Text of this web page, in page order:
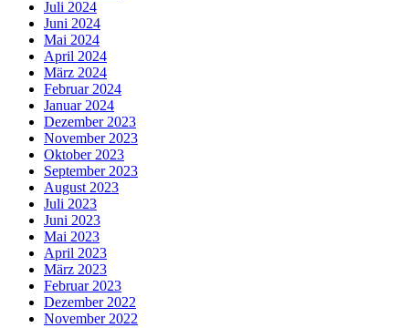
Juli 2024
Juni 2024
Mai 2024
April 2024
März 2024
Februar 2024
Januar 2024
Dezember 2023
November 2023
Oktober 2023
September 2023
August 2023
Juli 2023
Juni 2023
Mai 2023
April 2023
März 2023
Februar 2023
Dezember 2022
November 2022